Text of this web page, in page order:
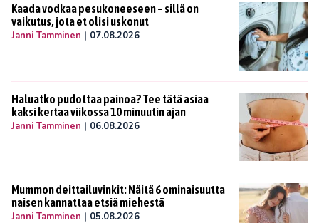
Kaada vodkaa pesukoneeseen – sillä on
vaikutus, jota et olisi uskonut
Janni Tamminen | 07.08.2026
Haluatko pudottaa painoa? Tee tätä asiaa
kaksi kertaa viikossa 10 minuutin ajan
Janni Tamminen | 06.08.2026
Mummon deittailuvinkit: Näitä 6 ominaisuutta
naisen kannattaa etsiä miehestä
Janni Tamminen | 05.08.2026